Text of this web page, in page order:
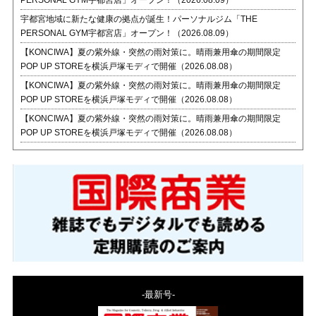
宇都宮地域に新たな健康の拠点が誕生！パーソナルジム「THE
PERSONAL GYM宇都宮店」オープン！（2026.08.09）
【KONCIWA】夏の紫外線・突然の雨対策に。晴雨兼用傘の期間限定
POP UP STOREを横浜戸塚モディで開催（2026.08.08）
【KONCIWA】夏の紫外線・突然の雨対策に。晴雨兼用傘の期間限定
POP UP STOREを横浜戸塚モディで開催（2026.08.08）
【KONCIWA】夏の紫外線・突然の雨対策に。晴雨兼用傘の期間限定
POP UP STOREを横浜戸塚モディで開催（2026.08.08）
-最新号-